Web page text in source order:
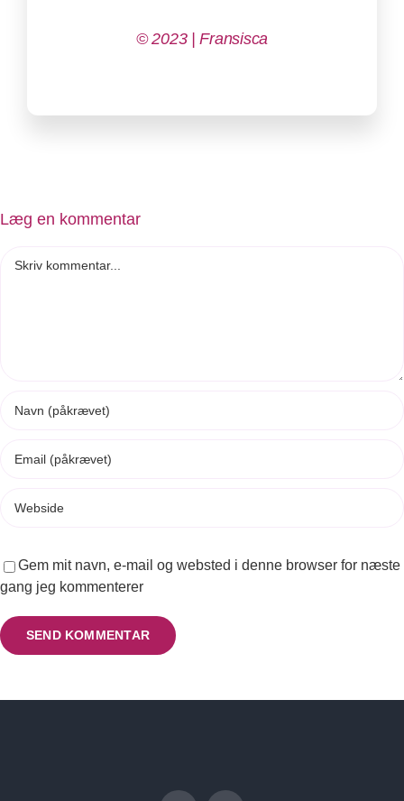
© 2023 | Fransisca
Læg en kommentar
Gem mit navn, e-mail og websted i denne browser for næste
gang jeg kommenterer